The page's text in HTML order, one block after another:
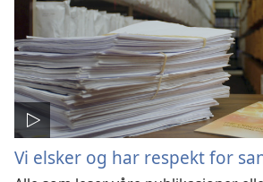
Vi elsker og har respekt for